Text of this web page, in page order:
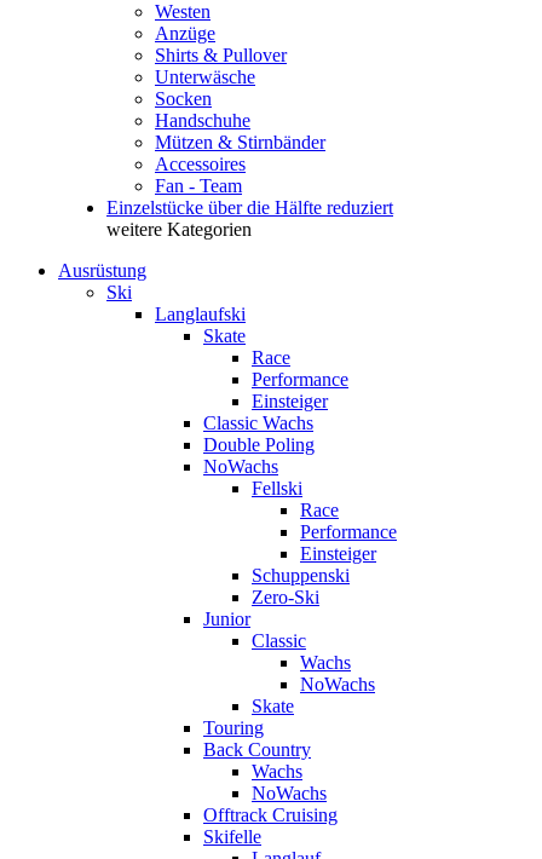
Westen
Anzüge
Shirts & Pullover
Unterwäsche
Socken
Handschuhe
Mützen & Stirnbänder
Accessoires
Fan - Team
Einzelstücke über die Hälfte reduziert
weitere Kategorien
Ausrüstung
Ski
Langlaufski
Skate
Race
Performance
Einsteiger
Classic Wachs
Double Poling
NoWachs
Fellski
Race
Performance
Einsteiger
Schuppenski
Zero-Ski
Junior
Classic
Wachs
NoWachs
Skate
Touring
Back Country
Wachs
NoWachs
Offtrack Cruising
Skifelle